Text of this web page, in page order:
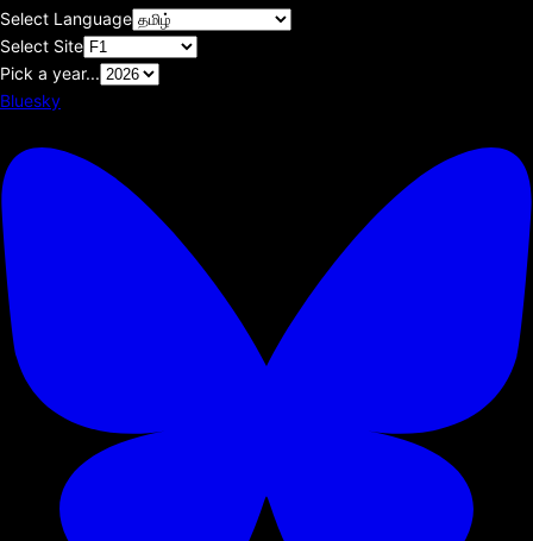
Select Language
Select Site
Pick a year...
Bluesky